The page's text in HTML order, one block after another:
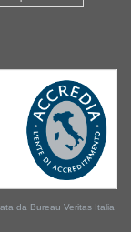
da Bureau Veritas Italia